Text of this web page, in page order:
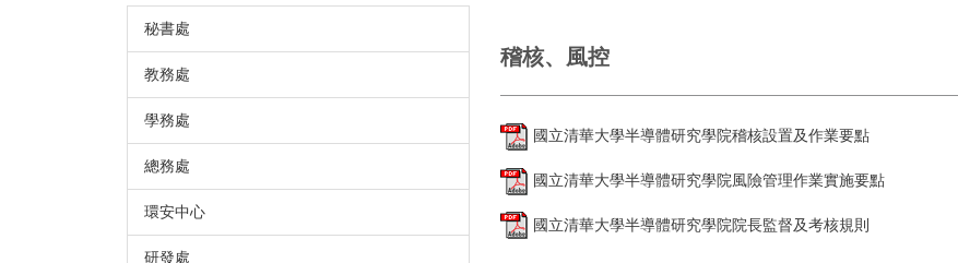
秘書處
教務處
學務處
總務處
環安中心
研發處
稽核、風控
國立清華大學半導體研究學院稽核設置及作業要點
國立清華大學半導體研究學院風險管理作業實施要點
國立清華大學半導體研究學院院長監督及考核規則